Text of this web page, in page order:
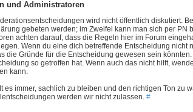
und Administratoren
wird nicht öffentlich diskutiert.
gebeten werden; im Zweifel kann man sich per PN
achten darauf, dass die Regeln hier im Forum
Wenn du eine dich betreffende Entscheidung
die Gründe für die Entscheidung gewesen sein
so getroffen hat. Wenn auch das nicht hilft,
kann.
es immer, sachlich zu bleiben und den richtigen Ton zu
werden wir nicht zulassen. #